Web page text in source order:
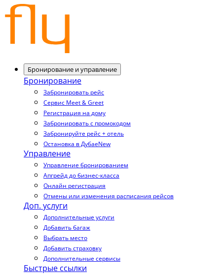
Бронирование и управление
Бронирование
Забронировать рейс
Сервис Meet & Greet
Регистрация на дому
Забронировать с промокодом
Забронируйте рейс + отель
Остановка в ДубаеNew
Управление
Управление бронированием
Апгрейд до бизнес-класса
Онлайн регистрация
Отмены или изменения расписания рейсов
Доп. услуги
Дополнительные услуги
Добавить багаж
Выбрать место
Добавить страховку
Дополнительные сервисы
Быстрые ссылки